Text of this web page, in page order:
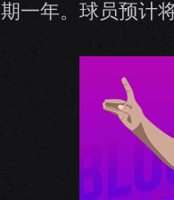
期一年。球员预计